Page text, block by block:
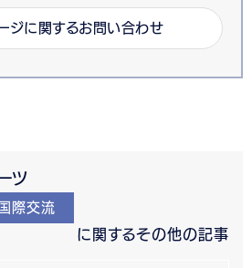
ジに関するお問い合わせ
ツ
国際交流
に関するその他の記事